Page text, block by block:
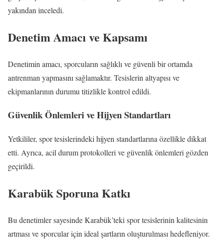
yakından inceledi.
Denetim Amacı ve Kapsamı
Denetimin amacı, sporcuların sağlıklı ve güvenli bir ortamda
antrenman yapmasını sağlamaktır. Tesislerin altyapısı ve
ekipmanlarının durumu titizlikle kontrol edildi.
Güvenlik Önlemleri ve Hijyen Standartları
Yetkililer, spor tesislerindeki hijyen standartlarına özellikle dikkat
etti. Ayrıca, acil durum protokolleri ve güvenlik önlemleri gözden
geçirildi.
Karabük Sporuna Katkı
Bu denetimler sayesinde Karabük’teki spor tesislerinin kalitesinin
artması ve sporcular için ideal şartların oluşturulması hedefleniyor.